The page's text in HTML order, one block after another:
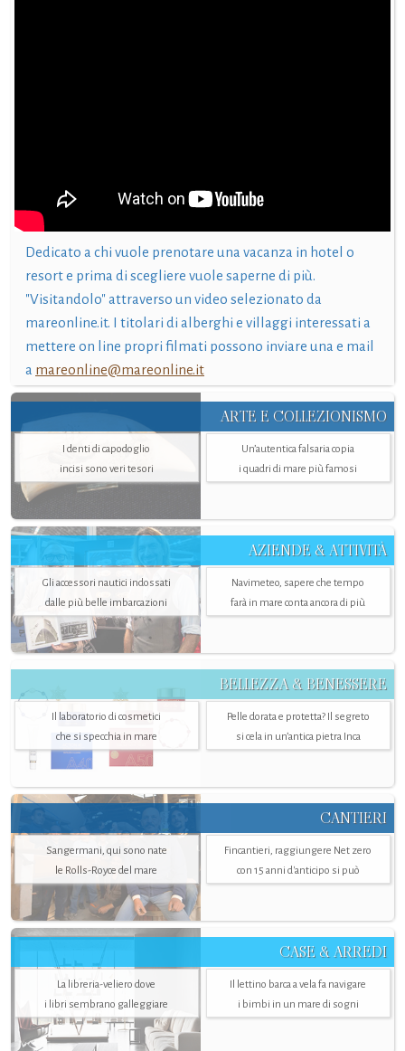
Dedicato a chi vuole prenotare una vacanza in hotel o
resort e prima di scegliere vuole saperne di più.
"Visitandolo" attraverso un video selezionato da
mareonline.it. I titolari di alberghi e villaggi interessati a
mettere on line propri filmati possono inviare una e mail
a mareonline@mareonline.it
ARTE E COLLEZIONISMO
I denti di capodoglio
incisi sono veri tesori
Un’autentica falsaria copia
i quadri di mare più famosi
AZIENDE & ATTIVITÀ
Gli accessori nautici indossati
dalle più belle imbarcazioni
Navimeteo, sapere che tempo
farà in mare conta ancora di più
BELLEZZA & BENESSERE
Il laboratorio di cosmetici
che si specchia in mare
Pelle dorata e protetta? Il segreto
si cela in un’antica pietra Inca
CANTIERI
Sangermani, qui sono nate
le Rolls-Royce del mare
Fincantieri, raggiungere Net zero
con 15 anni d'anticipo si può
CASE & ARREDI
La libreria-veliero dove
i libri sembrano galleggiare
Il lettino barca a vela fa navigare
i bimbi in un mare di sogni